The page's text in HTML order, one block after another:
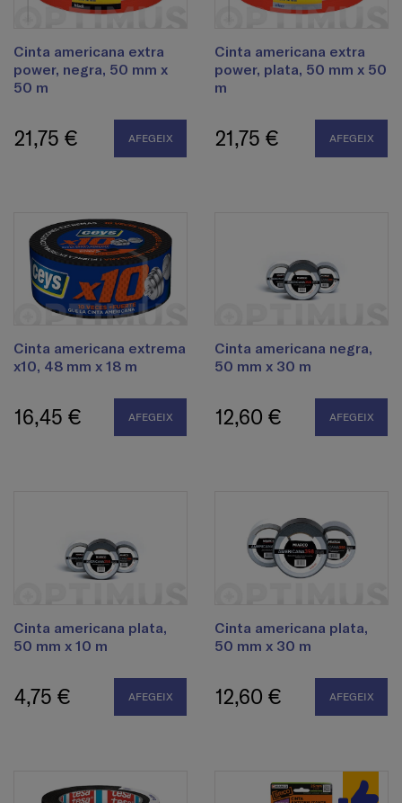
Cinta americana extra
power, negra, 50 mm x
50 m
21,75 € AFEGEIX
Cinta americana extra
power, plata, 50 mm x 50
m
21,75 € AFEGEIX
Cinta americana extrema
x10, 48 mm x 18 m
16,45 € AFEGEIX
Cinta americana negra,
50 mm x 30 m
12,60 € AFEGEIX
Cinta americana plata,
50 mm x 10 m
4,75 € AFEGEIX
Cinta americana plata,
50 mm x 30 m
12,60 € AFEGEIX